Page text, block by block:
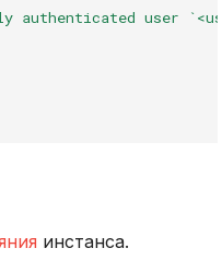
authenticated user
инстанса.